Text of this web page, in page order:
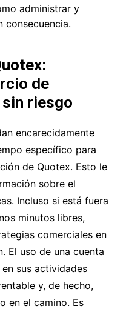
administrar y
consecuencia.
de
riesgo
encarecidamente
específico para
de Quotex. Esto le
sobre el
Incluso si está fuera
minutos libres,
comerciales en
El uso de una cuenta
sus actividades
y, de hecho,
en el camino. Es